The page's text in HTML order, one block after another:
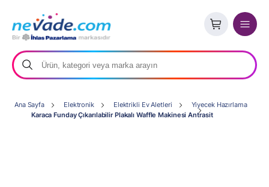
Ana Sayfa Elektronik Elektrikli Ev Aletleri
Yiyecek Hazırlama
Karaca Funday Çıkarılabilir Plakalı Waffle Makinesi Antrasit